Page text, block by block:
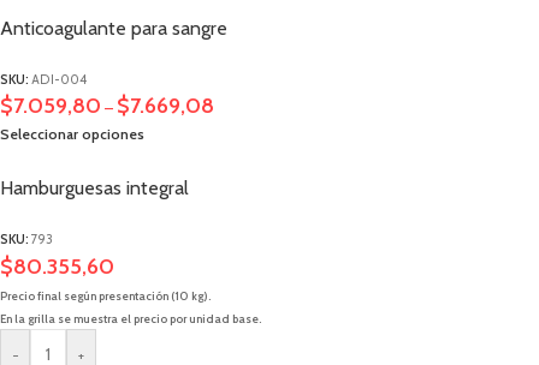
Anticoagulante para sangre
SKU: ADI-004
$7.059,80 – $7.669,08
Seleccionar opciones
Hamburguesas integral
SKU: 793
$80.355,60
Precio final según presentación (10 kg).
En la grilla se muestra el precio por unidad base.
- +